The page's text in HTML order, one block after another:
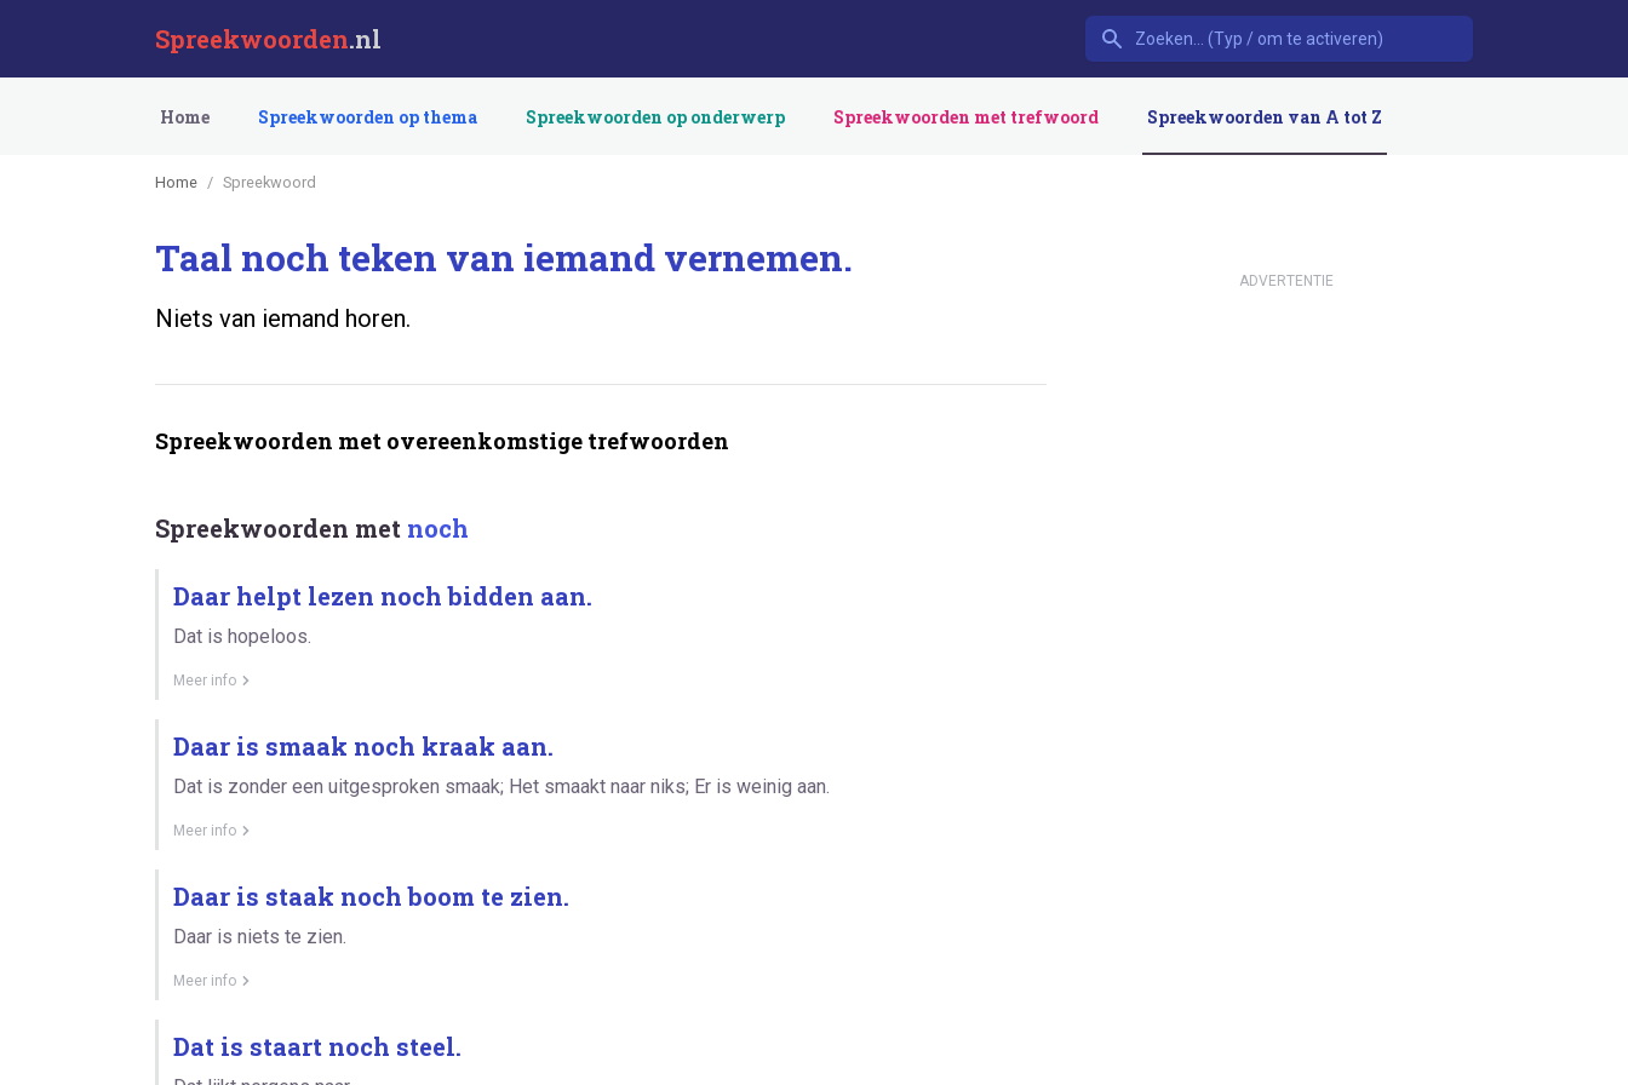
Spreekwoorden.nl
Home Spreekwoorden op thema Spreekwoorden op onderwerp Spreekwoorden met trefwoord Spreekwoorden van A tot Z
Home Spreekwoord
Taal noch teken van iemand vernemen.
Niets van iemand horen.
Spreekwoorden met overeenkomstige trefwoorden
Spreekwoorden met noch
Daar helpt lezen noch bidden aan.
Dat is hopeloos.
Meer info
Daar is smaak noch kraak aan.
Dat is zonder een uitgesproken smaak; Het smaakt naar niks; Er is weinig aan.
Meer info
Daar is staak noch boom te zien.
Daar is niets te zien.
Meer info
Dat is staart noch steel.
ADVERTENTIE